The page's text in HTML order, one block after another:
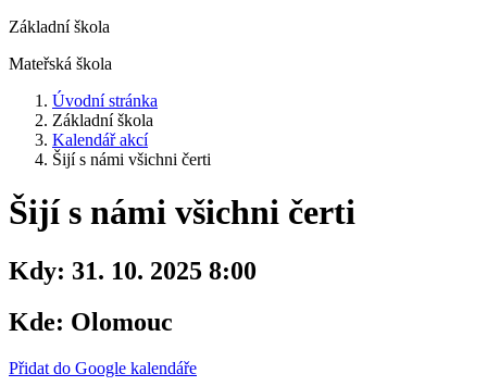
Základní škola
Mateřská škola
Úvodní stránka
Základní škola
Kalendář akcí
Šijí s námi všichni čerti
Šijí s námi všichni čerti
Kdy: 31. 10. 2025 8:00
Kde: Olomouc
Přidat do Google kalendáře